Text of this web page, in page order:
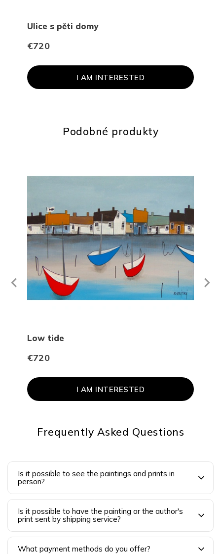
Ulice s pěti domy
€720
I AM INTERESTED
Frequently Asked Questions
Is it possible to see the paintings and prints in
person?
Is it possible to have the painting or the author's
print sent by shipping service?
What payment methods do you offer?
Podobné produkty
Low tide
€720
I AM INTERESTED
Next